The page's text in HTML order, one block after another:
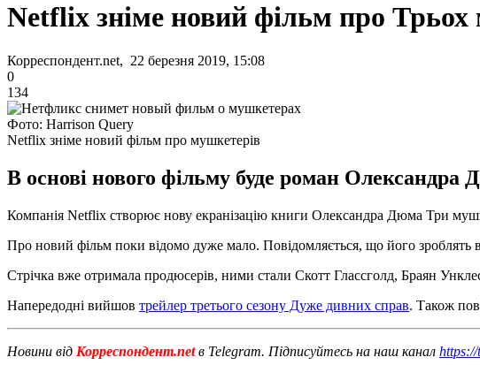
Netflix зніме новий фільм про Трьох
Корреспондент.net, 22 березня 2019, 15:08
0
134
Фото: Harrison Query
Netflix зніме новий фільм про мушкетерів
В основі нового фільму буде роман Олександра
Компанія Netflix створює нову екранізацію книги Олександра Дюма Три
Про новий фільм поки відомо дуже мало. Повідомляється, що його зроблять
Стрічка вже отримала продюсерів, ними стали Скотт Глассголд, Браян
Напередодні вийшов трейлер третього сезону Дуже дивних справ. Також
Новини від Корреспондент.netв Telegram. Підписуйтесь на наш канал https://